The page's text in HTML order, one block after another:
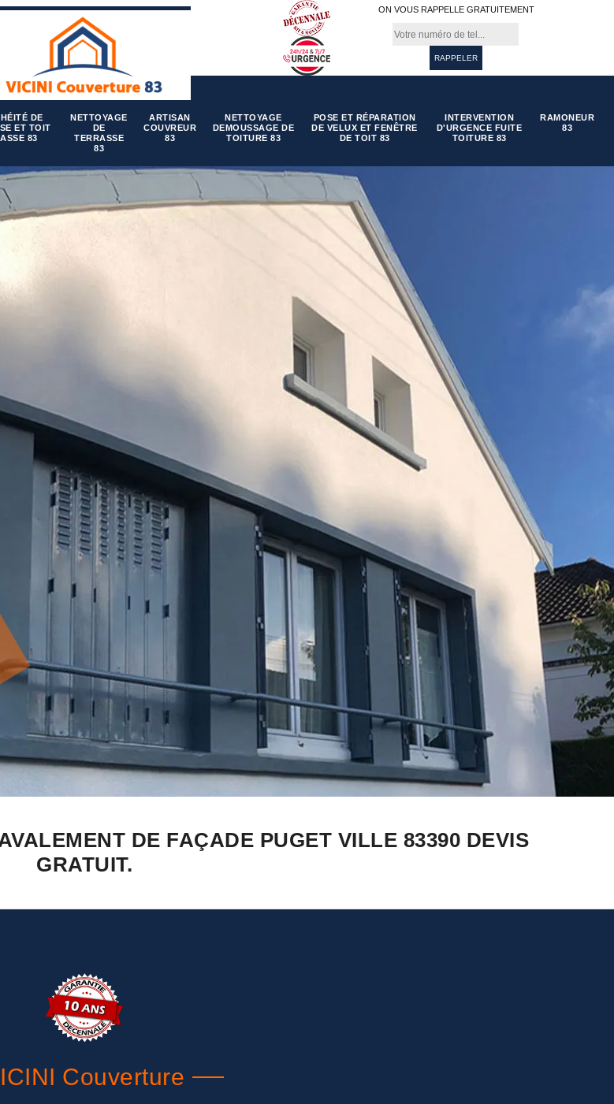
ON VOUS RAPPELLE GRATUITEMENT
DE
ET TOIT
83
NETTOYAGE
DE
TERRASSE
83
ARTISAN
COUVREUR
83
NETTOYAGE
DEMOUSSAGE DE
TOITURE 83
POSE ET RÉPARATION
DE VELUX ET FENÊTRE
DE TOIT 83
INTERVENTION
D'URGENCE FUITE
TOITURE 83
RAMONEUR
83
DE FAÇADE PUGET VILLE 83390 DEVIS
GRATUIT.
Couverture